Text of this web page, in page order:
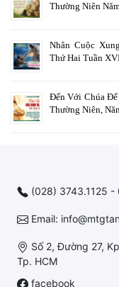
Thường Niên
Nhân Cuộc
Thứ Hai Tuần
Đến Với Chúa
Thường Niên,
(028) 3743.1125
Email:
Số 2, Đường 27,
Tp. HCM
facebook